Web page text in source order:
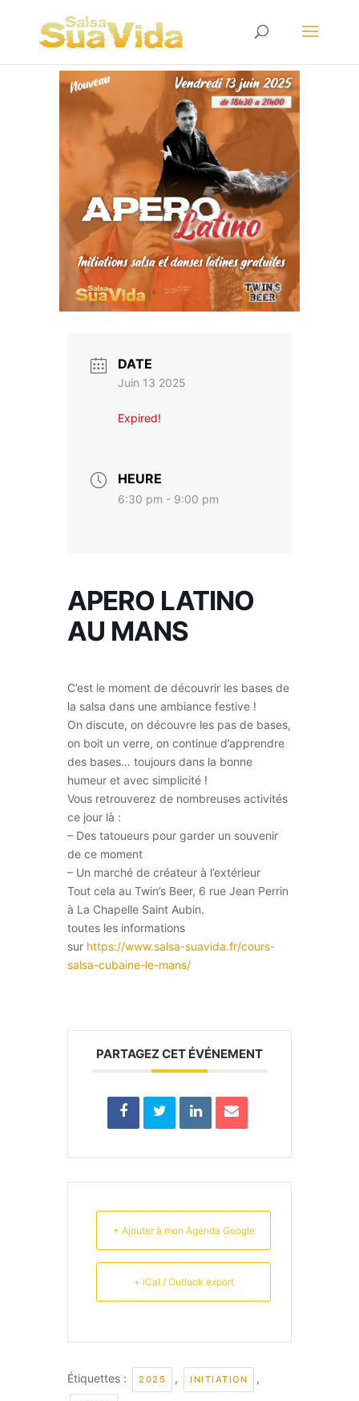
DATE
Juin 13 2025
Expired!
HEURE
6:30 pm - 9:00 pm
APERO LATINO
AU MANS
C’est le moment de découvrir les bases de
la salsa dans une ambiance festive !
On discute, on découvre les pas de bases,
on boit un verre, on continue d’apprendre
des bases… toujours dans la bonne
humeur et avec simplicité !
Vous retrouverez de nombreuses activités
ce jour là :
– Des tatoueurs pour garder un souvenir
de ce moment
– Un marché de créateur à l’extérieur
Tout cela au Twin’s Beer, 6 rue Jean Perrin
à La Chapelle Saint Aubin.
toutes les informations
sur https://www.salsa-suavida.fr/cours-
salsa-cubaine-le-mans/
PARTAGEZ CET ÉVÉNEMENT
+ Ajouter à mon Agenda Google
+ iCal / Outlook export
Étiquettes : 2025 , INITIATION ,